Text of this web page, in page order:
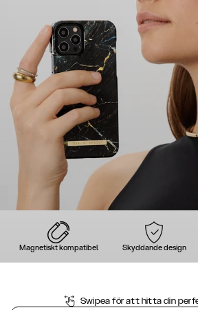
Magnetiskt kompatibel Skyddande design
Swipea för att hitta din